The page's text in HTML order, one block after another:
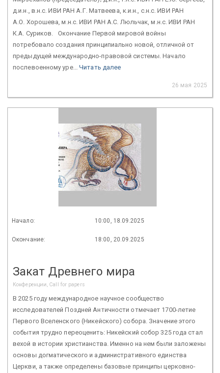
д.и.н., в.н.с. ИВИ РАН А.Г. Матвеева, к.и.н., с.н.с. ИВИ РАН
А.О. Хорошева, м.н.с. ИВИ РАН А.С. Люльчак, м.н.с. ИВИ РАН
К.А. Суриков. Окончание Первой мировой войны
потребовало создания принципиально новой, отличной от
предыдущей международно-правовой системы. Начало
послевоенному уре...Читать далее
26 мая 2025
Начало: 10:00, 18.09.2025
Окончание: 18:00, 20.09.2025
Закат Древнего мира
Конференции, Call for papers
В 2025 году международное научное сообщество
исследователей Поздней Античности отмечает 1700-летие
Первого Вселенского (Никейского) собора. Значение этого
события трудно переоценить: Никейский собор 325 года стал
вехой в истории христианства. Именно на нем были заложены
основы догматического и административного единства
Церкви, а также определены базовые принципы церковно-